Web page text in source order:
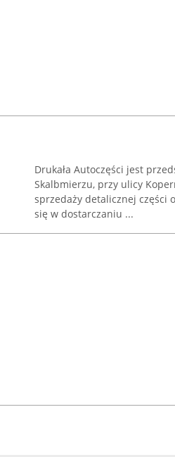
Drukała Autoczęści jest
Skalbmierzu, przy ulicy
sprzedaży detalicznej części
się w dostarczaniu ...